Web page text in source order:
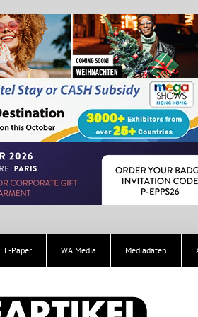
E-Paper WA Media Mediadaten